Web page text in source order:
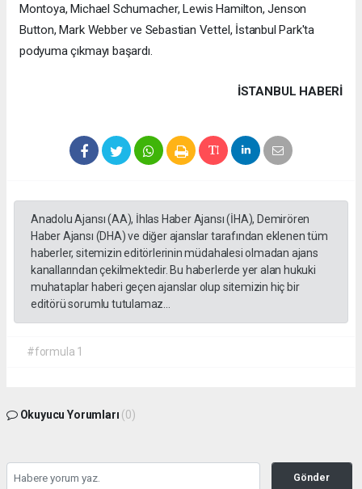
Montoya, Michael Schumacher, Lewis Hamilton, Jenson
Button, Mark Webber ve Sebastian Vettel, İstanbul Park'ta
podyuma çıkmayı başardı.
İSTANBUL HABERİ
Anadolu Ajansı (AA), İhlas Haber Ajansı (İHA), Demirören
Haber Ajansı (DHA) ve diğer ajanslar tarafından eklenen tüm
haberler, sitemizin editörlerinin müdahalesi olmadan ajans
kanallarından çekilmektedir. Bu haberlerde yer alan hukuki
muhataplar haberi geçen ajanslar olup sitemizin hiç bir
editörü sorumlu tutulamaz...
#formula 1
Okuyucu Yorumları (0)
Gönder